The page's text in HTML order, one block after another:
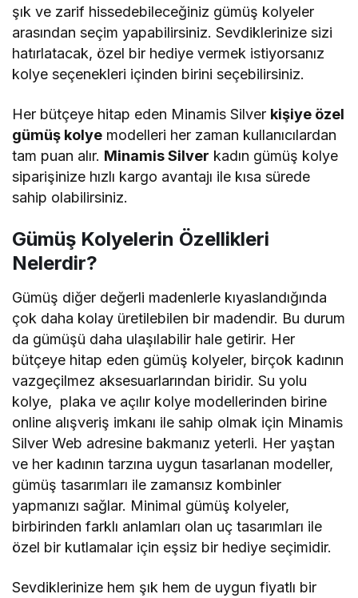
şık ve zarif hissedebileceğiniz gümüş kolyeler
arasından seçim yapabilirsiniz. Sevdiklerinize sizi
hatırlatacak, özel bir hediye vermek istiyorsanız
kolye seçenekleri içinden birini seçebilirsiniz.
Her bütçeye hitap eden Minamis Silver kişiye özel
gümüş kolye modelleri her zaman kullanıcılardan
tam puan alır. Minamis Silver kadın gümüş kolye
siparişinize hızlı kargo avantajı ile kısa sürede
sahip olabilirsiniz.
Gümüş Kolyelerin Özellikleri
Nelerdir?
Gümüş diğer değerli madenlerle kıyaslandığında
çok daha kolay üretilebilen bir madendir. Bu durum
da gümüşü daha ulaşılabilir hale getirir. Her
bütçeye hitap eden gümüş kolyeler, birçok kadının
vazgeçilmez aksesuarlarından biridir. Su yolu
kolye, plaka ve açılır kolye modellerinden birine
online alışveriş imkanı ile sahip olmak için Minamis
Silver Web adresine bakmanız yeterli. Her yaştan
ve her kadının tarzına uygun tasarlanan modeller,
gümüş tasarımları ile zamansız kombinler
yapmanızı sağlar. Minimal gümüş kolyeler,
birbirinden farklı anlamları olan uç tasarımları ile
özel bir kutlamalar için eşsiz bir hediye seçimidir.
Sevdiklerinize hem şık hem de uygun fiyatlı bir